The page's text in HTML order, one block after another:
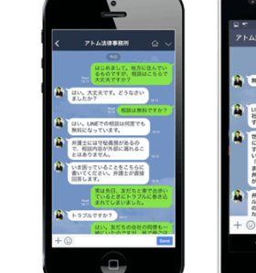
交通事故の計算・診断ツール
交通事故の慰謝料計算機
休業損害の計算機
弁護士の必要性診断
示談書診断